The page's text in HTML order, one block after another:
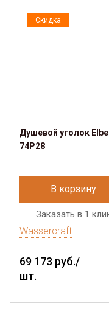
Скидка
Душевой уголок Elbe
74P28
В корзину
Заказать в 1
Wassercraft
69 173 руб./
шт.